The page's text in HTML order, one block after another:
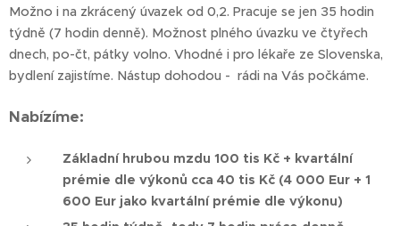
Možno i na zkrácený úvazek od 0,2. Pracuje se jen 35 hodin
týdně (7 hodin denně). Možnost plného úvazku ve čtyřech
dnech, po-čt, pátky volno. Vhodné i pro lékaře ze Slovenska,
bydlení zajistíme. Nástup dohodou - rádi na Vás počkáme.
Nabízíme:
Základní hrubou mzdu 100 tis Kč + kvartální
prémie dle výkonů cca 40 tis Kč (4 000 Eur + 1
600 Eur jako kvartální prémie dle výkonu)